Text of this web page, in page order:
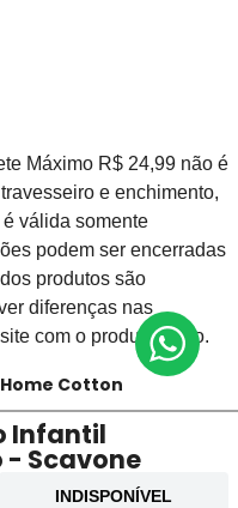
Infantil
- Scavone
INDISPONÍVEL
Máximo R$ 24,99 não é
e enchimento,
válida somente
podem ser encerradas
produtos são
diferenças nas
com o produto físico.
Cotton